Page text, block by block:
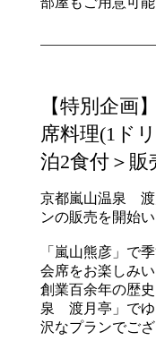
【特別企画
席料理(1ド
泊2食付＞
京都嵐山温泉 渡
ンの販売を開始い
「嵐山熊彦」で
会席をお楽しみい
創業百余年の歴
泉 渡月亭」でゆ
沢なプランでござ